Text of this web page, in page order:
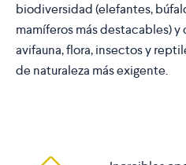
biodiversidad (elefantes,
mamíferos más destacables)
avifauna, flora, insectos y
de naturaleza más exigente.